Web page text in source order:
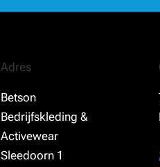
Adres
Betson
Bedrijfskleding &
Activewear
Sleedoorn 1